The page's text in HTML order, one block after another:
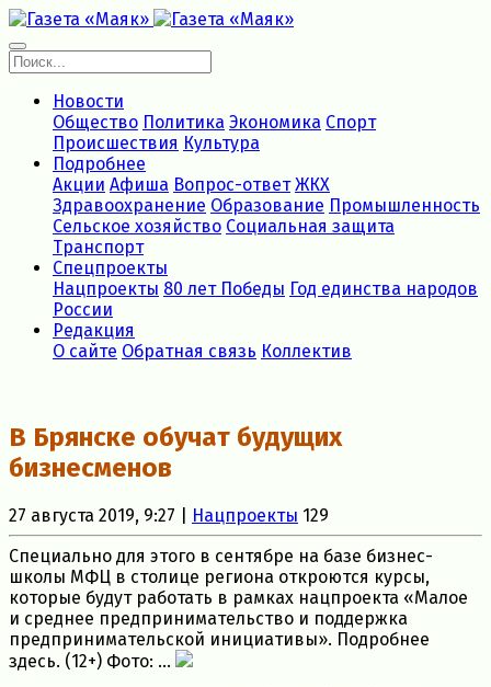
Новости
Общество Политика Экономика Спорт
Происшествия Культура
Подробнее
Акции Афиша Вопрос-ответ ЖКХ
Здравоохранение Образование Промышленность
Сельское хозяйство Социальная защита
Транспорт
Спецпроекты
Нацпроекты 80 лет Победы Год единства народов
России
Редакция
О сайте Обратная связь Коллектив
В Брянске обучат будущих
бизнесменов
27 августа 2019, 9:27 | Нацпроекты 129
Специально для этого в сентябре на базе бизнес-
школы МФЦ в столице региона откроются курсы,
которые будут работать в рамках нацпроекта «Малое
и среднее предпринимательство и поддержка
предпринимательской инициативы». Подробнее
здесь. (12+) Фото: ...